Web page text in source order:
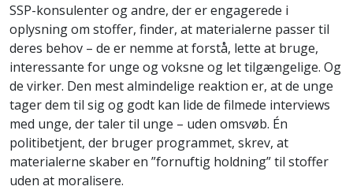
SSP-konsulenter og andre, der er engagerede i
oplysning om stoffer, finder, at materialerne passer til
deres behov – de er nemme at forstå, lette at bruge,
interessante for unge og voksne og let tilgængelige. Og
de virker. Den mest almindelige reaktion er, at de unge
tager dem til sig og godt kan lide de filmede interviews
med unge, der taler til unge – uden omsvøb. Én
politibetjent, der bruger programmet, skrev, at
materialerne skaber en ”fornuftig holdning” til stoffer
uden at moralisere.